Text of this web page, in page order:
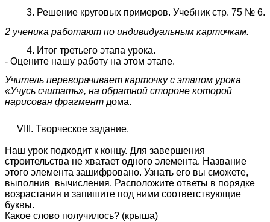
3. Решение круговых примеров. Учебник стр. 75 № 6.
2 ученика работают по индивидуальным карточкам.
4. Итог третьего этапа урока.
- Оцените нашу работу на этом этапе.
Учитель переворачивает карточку с этапом урока
«Учусь считать», на обратной стороне которой
нарисован фрагмент дома.
VIII. Творческое задание.
Наш урок подходит к концу. Для завершения
строительства не хватает одного элемента. Название
этого элемента зашифровано. Узнать его вы сможете,
выполнив вычисления. Расположите ответы в порядке
возрастания и запишите под ними соответствующие
буквы.
Какое слово получилось? (крыша)